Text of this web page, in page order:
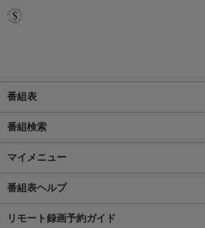
番組表
番組検索
マイメニュー
番組表ヘルプ
リモート録画予約ガイド